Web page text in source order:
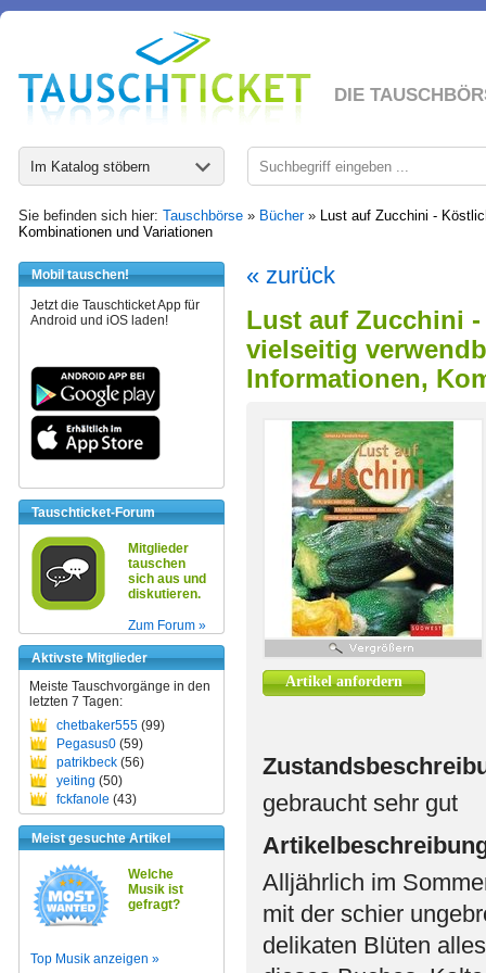
DIE
Im Katalog stöbern
Sie befinden sich hier: Tauschbörse » Bücher» Lust auf Zucchini -
Kombinationen und Variationen
Mobil tauschen!
Jetzt die Tauschticket App für
Android und iOS laden!
Tauschticket-Forum
Mitglieder
tauschen
sich aus und
diskutieren.
Zum Forum »
Aktivste Mitglieder
Meiste Tauschvorgänge in den
letzten 7 Tagen:
chetbaker555 (99)
Pegasus0 (59)
patrikbeck (56)
yeiting (50)
fckfanole (43)
Meist gesuchte Artikel
Welche
Musik ist
gefragt?
Top Musik anzeigen »
« zurück
Lust auf Zucchini
vielseitig
Informationen,
Artikel anfordern
gebraucht sehr gut
Alljährlich im
mit der schier
delikaten Blüten